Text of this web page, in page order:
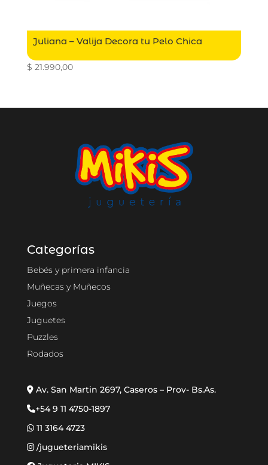
Juliana – Valija Decora tu Pelo Chica
$ 21.990,00
Categorías
Bebés y primera infancia
Muñecas y Muñecos
Juegos
Juguetes
Puzzles
Rodados
Av. San Martin 2697, Caseros – Prov- Bs.As.
+54 9 11 4750-1897
11 3164 4723
/jugueteriamikis